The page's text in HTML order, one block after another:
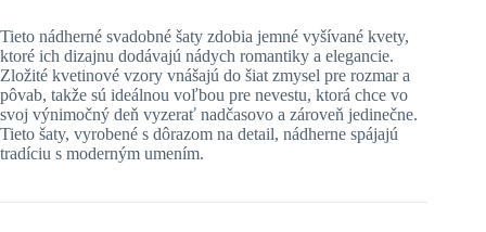
Tieto nádherné svadobné šaty zdobia jemné vyšívané kvety,
ktoré ich dizajnu dodávajú nádych romantiky a elegancie.
Zložité kvetinové vzory vnášajú do šiat zmysel pre rozmar a
pôvab, takže sú ideálnou voľbou pre nevestu, ktorá chce vo
svoj výnimočný deň vyzerať nadčasovo a zároveň jedinečne.
Tieto šaty, vyrobené s dôrazom na detail, nádherne spájajú
tradíciu s moderným umením.